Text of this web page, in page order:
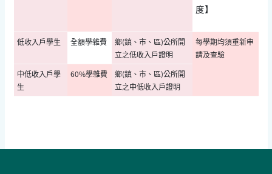
度】
低收入戶學生 全額學雜費
鄉(鎮、市、區)公所開
立之低收入戶證明
每學期均須重新申
請及查驗
中低收入戶學
生
60%學雜費
鄉(鎮、市、區)公所開
立之中低收入戶證明